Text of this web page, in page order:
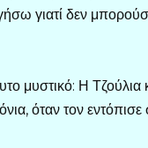
γιατί δεν
μυστικό: Η Τζούλια
όταν τον εντόπισε